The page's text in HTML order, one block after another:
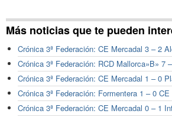
Más noticias que te pueden
Crónica 3ª Federación: CE Mercadal 3 – 2
Crónica 3ª Federación: RCD Mallorca»B» 7
Crónica 3ª Federación: CE Mercadal 1 – 0
Crónica 3ª Federación: Formentera 1 – 0 CE
Crónica 3ª Federación: CE Mercadal 0 – 1